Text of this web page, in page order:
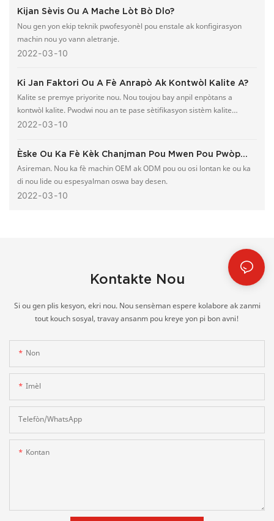
Kijan Sèvis Ou A Mache Lòt Bò Dlo?
Nou gen yon ekip teknik pwofesyonèl pou enstale ak konfigirasyon
machin nou yo vann aletranje.
2022 03 10
Ki Jan Faktori Ou A Fè Anrapò Ak Kontwòl Kalite A?
Kalite se premye priyorite nou. Nou toujou bay anpil enpòtans a
kontwòl kalite. Pwodwi nou an te pase sètifikasyon sistèm kalite
entènasyonal ISO9001.
2022 03 10
Èske Ou Ka Fè Kèk Chanjman Pou Mwen Pou Pwòp
Konsepsyon Mwen An?
Asireman. Nou ka fè machin OEM ak ODM pou ou osi lontan ke ou ka
di nou lide ou espesyalman oswa bay desen.
2022 03 10
Kontakte Nou
Si ou gen plis kesyon, ekri nou. Nou sensèman espere kolabore ak zanmi
tout kouch sosyal, travay ansanm pou kreye yon pi bon avni!
Non
Imèl
Telefòn/whatsApp
Kontan